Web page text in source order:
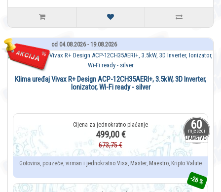
od 04.08.2026 - 19.08.2026
60
mjeseci
JAMSTVO
Klima uređaj Vivax R+ Design ACP-12CH35AERI+, 3.5kW, 3D Inverter,
Ionizator, Wi-Fi ready - silver
499,00 €
673,75 €
Gotovina, pouzeće, virman i jednokratno Visa, Master, Maestro, Kripto Valute
-26 %